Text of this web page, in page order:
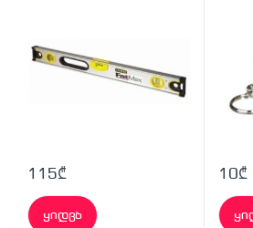
115₾
ყიდვა
10₾